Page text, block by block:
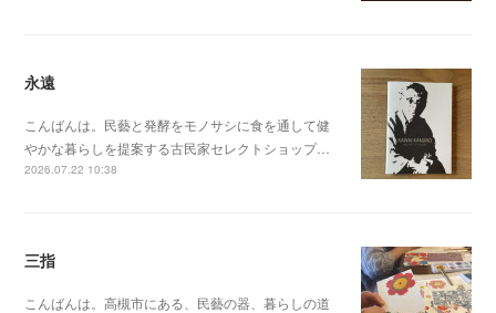
永遠
こんばんは。民藝と発酵をモノサシに食を通して健
やかな暮らしを提案する古民家セレクトショップ…
2026.07.22 10:38
三指
こんばんは。高槻市にある、民藝の器、暮らしの道